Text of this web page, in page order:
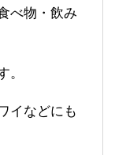
べ物・飲み
。
イなどにも